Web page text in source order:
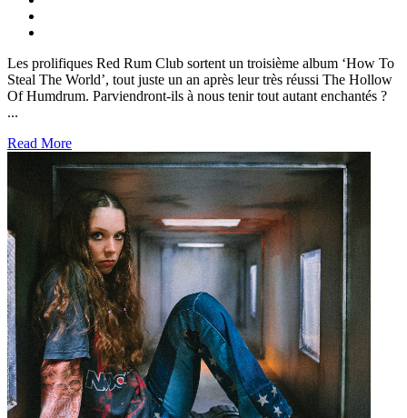
Les prolifiques Red Rum Club sortent un troisième album ‘How To
Steal The World’, tout juste un an après leur très réussi The Hollow
Of Humdrum. Parviendront-ils à nous tenir tout autant enchantés ?
...
Read More